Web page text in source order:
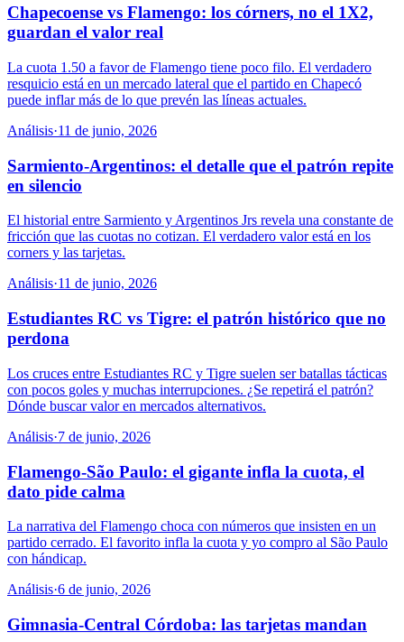
Chapecoense vs Flamengo: los córners, no el 1X2,
guardan el valor real
La cuota 1.50 a favor de Flamengo tiene poco filo. El verdadero
resquicio está en un mercado lateral que el partido en Chapecó
puede inflar más de lo que prevén las líneas actuales.
Análisis·11 de junio, 2026
Sarmiento-Argentinos: el detalle que el patrón repite
en silencio
El historial entre Sarmiento y Argentinos Jrs revela una constante de
fricción que las cuotas no cotizan. El verdadero valor está en los
corners y las tarjetas.
Análisis·11 de junio, 2026
Estudiantes RC vs Tigre: el patrón histórico que no
perdona
Los cruces entre Estudiantes RC y Tigre suelen ser batallas tácticas
con pocos goles y muchas interrupciones. ¿Se repetirá el patrón?
Dónde buscar valor en mercados alternativos.
Análisis·7 de junio, 2026
Flamengo-São Paulo: el gigante infla la cuota, el
dato pide calma
La narrativa del Flamengo choca con números que insisten en un
partido cerrado. El favorito infla la cuota y yo compro al São Paulo
con hándicap.
Análisis·6 de junio, 2026
Gimnasia-Central Córdoba: las tarjetas mandan